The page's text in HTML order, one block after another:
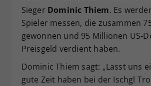
Sieger Dominic Thiem. Es
Spieler messen, die zusammen
gewonnen und 95 Millionen US-
Preisgeld verdient haben.
Dominic Thiem sagt: „Lasst uns
gute Zeit haben bei der Ischgl